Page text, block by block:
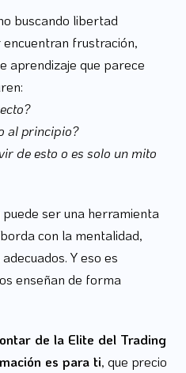
buscando libertad
frustración,
aprendizaje que parece
al principio?
de esto o es solo un mito
ser una herramienta
con la mentalidad,
Y eso es
enseñan de forma
de la Elite del Trading
es para ti, que precio